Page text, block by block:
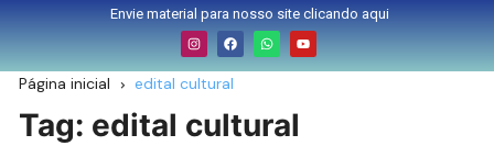
Envie material para nosso site clicando aqui
Página inicial edital cultural
Tag: edital cultural